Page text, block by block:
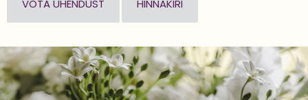
VÕTA ÜHENDUST HINNAKIRI